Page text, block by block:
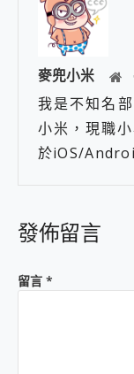
麥兜小米
我是不知名
小米，現職
於iOS/
發佈留言
留言 *